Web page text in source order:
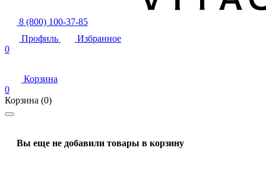
8 (800) 100-37-85
Профиль
Избранное
0
Корзина
0
Корзина (0)
Вы еще не добавили товары в корзину